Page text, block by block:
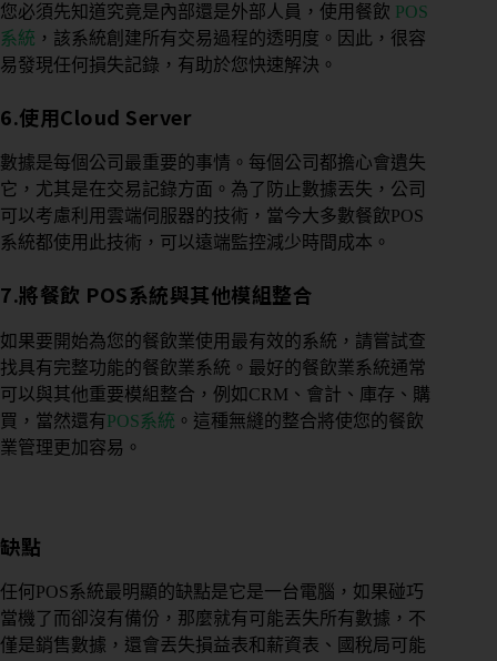
您必須先知道究竟是內部還是外部人員，使用餐飲 POS
系統 ，該系統創建所有交易過程的透明度。因此，很容
易發現任何損失記錄，有助於您快速解決。
6.使用Cloud Server
數據是每個公司最重要的事情。每個公司都擔心會遺失
它，尤其是在交易記錄方面。為了防止數據丟失，公司
可以考慮利用雲端伺服器的技術，當今大多數餐飲POS
系統都使用此技術，可以遠端監控減少時間成本。
7.將餐飲 POS系統與其他模組整合
如果要開始為您的餐飲業使用最有效的系統，請嘗試查
找具有完整功能的餐飲業系統。最好的餐飲業系統通常
可以與其他重要模組整合，例如CRM、會計、庫存、購
買，當然還有POS系統 。這種無縫的整合將使您的餐飲
業管理更加容易。
缺點
任何POS系統最明顯的缺點是它是一台電腦，如果碰巧
當機了而卻沒有備份，那麼就有可能丟失所有數據，不
僅是銷售數據，還會丟失損益表和薪資表、國稅局可能